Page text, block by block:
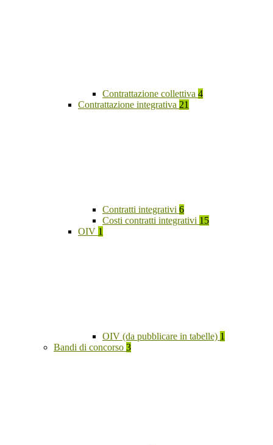
Contrattazione collettiva 4
Contrattazione integrativa 21
Contratti integrativi 6
Costi contratti integrativi 15
OIV 1
OIV (da pubblicare in tabelle) 1
Bandi di concorso 3